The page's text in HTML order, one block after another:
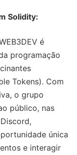
Solidity:
é
programação
Tokens). Com
o grupo
público, nas
única
e interagir